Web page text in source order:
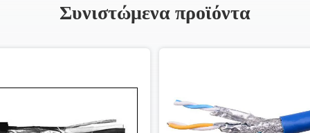
Συνιστώμενα προϊόντα